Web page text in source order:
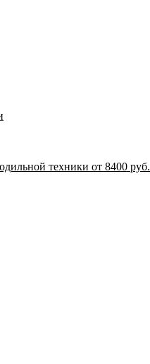
техники от 8400 руб.